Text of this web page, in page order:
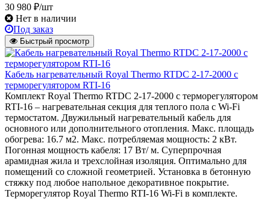
30 980 ₽/шт
Нет в наличии
Под заказ
Быстрый просмотр
Кабель нагревательный Royal Thermo RTDC 2-17-2000 с
терморегулятором RTI-16
Комплект Royal Thermo RTDC 2-17-2000 с терморегулятором
RTI-16 – нагревательная секция для теплого пола с Wi-Fi
термостатом. Двужильный нагревательный кабель для
основного или дополнительного отопления. Макс. площадь
обогрева: 16.7 м2. Макс. потребляемая мощность: 2 кВт.
Погонная мощность кабеля: 17 Вт/ м. Суперпрочная
арамидная жила и трехслойная изоляция. Оптимально для
помещений со сложной геометрией. Установка в бетонную
стяжку под любое напольное декоративное покрытие.
Терморегулятор Royal Thermo RTI-16 Wi-Fi в комплекте.